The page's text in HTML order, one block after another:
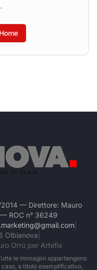
2014 — Direttore: Mauro
ROC n° 36249
Olbianova
Orrù per Artefix
le immagini appartengono
a titolo esemplificativo,